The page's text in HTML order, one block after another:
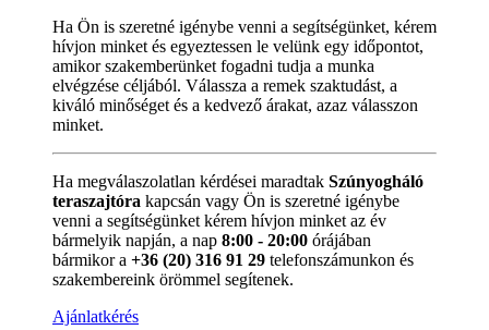
Ha Ön is szeretné igénybe venni a segítségünket, kérem
hívjon minket és egyeztessen le velünk egy időpontot,
amikor szakemberünket fogadni tudja a munka
elvégzése céljából. Válassza a remek szaktudást, a
kiváló minőséget és a kedvező árakat, azaz válasszon
minket.
Ha megválaszolatlan kérdései maradtak Szúnyogháló
teraszajtóra kapcsán vagy Ön is szeretné igénybe
venni a segítségünket kérem hívjon minket az év
bármelyik napján, a nap 8:00 - 20:00 órájában
bármikor a +36 (20) 316 91 29 telefonszámunkon és
szakembereink örömmel segítenek.
Ajánlatkérés